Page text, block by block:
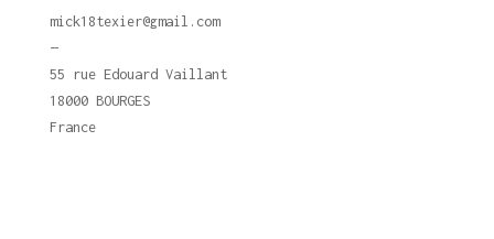
mick18texier@gmail.com
—
55 rue Edouard Vaillant
18000 BOURGES
France